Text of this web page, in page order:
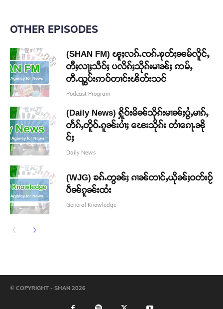
OTHER EPISODES
(SHAN FM) ၽူႈလၵ်ႉၸၵ်ႉၶုတ်ႈၼမ်လိူင်ႇ
တီႈလႃႈသဵဝ်ႈ ပလိၵ်ႈသိုၵ်းမၢၼ်ႈ ဢမ်ႇ
တီႉၺွပ်းဢဝ်တၢင်းၽိတ်းသင်
Podcast Program
(Daily News) ႁိူဝ်းမိၼ်သိုၵ်းမၢၼ်ႈပွႆႇမၢၵ်ႇ
တႅၵ်ႇတိူဝ်ႉၵူၼ်းပၢႆႈ ၽေးသိုၵ်း တၢႆၵေႃႉၼို
င်ႈ
Daily News
(WJG) ၶၵ်ႉတွၼ်ႈ ၵၢၼ်တၢင်ႇယိုၼ်ႈဝတ်းဝႂ်
ပဵၼ်ၵူၼ်းထႆး
General Knowledge
© COPYRIGHT - SHAN 2026